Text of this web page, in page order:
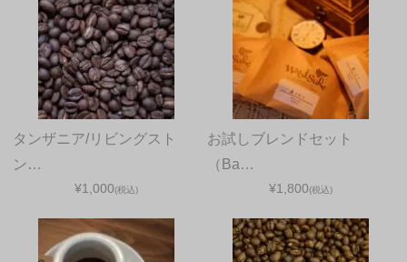
タンザニア/リビングスト
ン…
¥1,000(税込)
お試しブレンドセット
（Ba…
¥1,800(税込)